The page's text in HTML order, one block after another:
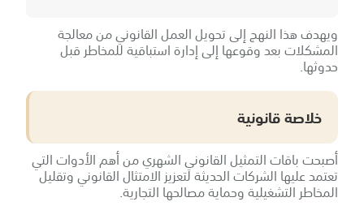
ويهدف هذا النهج إلى تحويل العمل القانوني من معالجة
المشكلات بعد وقوعها إلى إدارة استباقية للمخاطر قبل
حدوثها.
خلاصة قانونية
أصبحت باقات التمثيل القانوني الشهري من أهم الأدوات التي
تعتمد عليها الشركات الحديثة لتعزيز الامتثال القانوني وتقليل
المخاطر التشغيلية وحماية مصالحها التجارية.